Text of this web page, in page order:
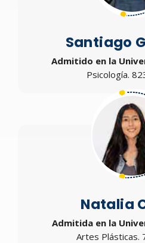
Santiago
Admitido en la
Psicología.
Natalia
Admitida en la
Artes Plásticas.